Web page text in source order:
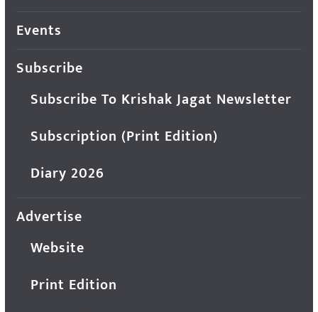
Events
Subscribe
Subscribe To Krishak Jagat Newsletter
Subscription (Print Edition)
Diary 2026
Advertise
Website
Print Edition